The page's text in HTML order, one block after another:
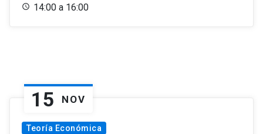
14:00 a 16:00
15 NOV
Teoría Económica